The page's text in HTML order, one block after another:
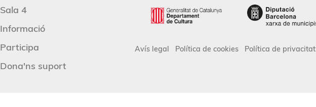
Sala 4
Informació
Participa
Dona'ns suport
Avís legal Política de cookies Política de privacitat